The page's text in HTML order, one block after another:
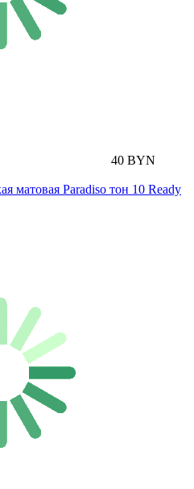
40 BYN
матовая Paradiso тон 10 Ready